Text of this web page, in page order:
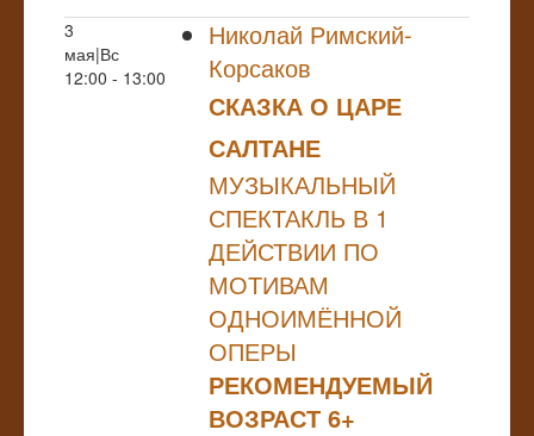
3
мая|Вс
12:00 - 13:00
Николай Римский-
Корсаков
СКАЗКА О ЦАРЕ
САЛТАНЕ
МУЗЫКАЛЬНЫЙ
СПЕКТАКЛЬ В 1
ДЕЙСТВИИ ПО
МОТИВАМ
ОДНОИМЁННОЙ
ОПЕРЫ
РЕКОМЕНДУЕМЫЙ
ВОЗРАСТ 6+